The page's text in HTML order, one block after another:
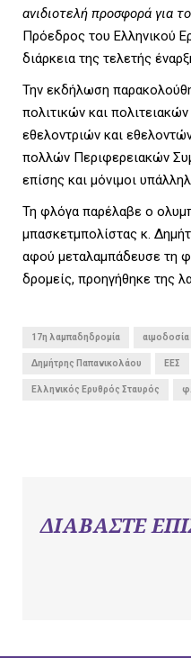
ανιδιοτελή προσφορά για
Πρόεδρος του Ελληνικού
διάρκεια της τελετής
Την εκδήλωση
πολιτικών και
εθελοντριών και
πολλών Περιφερειακών
επίσης και μόνιμοι
Τη φλόγα παρέλαβε ο
μπασκετμπολίστας κ.
αφού μεταλαμπάδευσε τη
δρομείς, προηγήθηκε της
17η λαμπαδηδρομία αιμοδοσία
Δημήτρης Παπανικολάου ΕΕΣ
Ελληνικός Ερυθρός Σταυρός
ΔΙΑΒΑΣΤΕ